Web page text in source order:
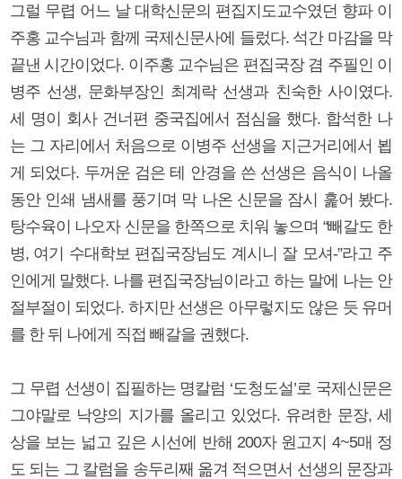
그럴 무렵 어느 날 대학신문의 편집지도교수였던 향파 이
주홍 교수님과 함께 국제신문사에 들렀다. 석간 마감을 막
끝낸 시간이었다. 이주홍 교수님은 편집국장 겸 주필인 이
병주 선생, 문화부장인 최계락 선생과 친숙한 사이였다.
세 명이 회사 건너편 중국집에서 점심을 했다. 합석한 나
는 그 자리에서 처음으로 이병주 선생을 지근거리에서 뵙
게 되었다. 두꺼운 검은 테 안경을 쓴 선생은 음식이 나올
동안 인쇄 냄새를 풍기며 막 나온 신문을 잠시 훑어 봤다.
탕수육이 나오자 신문을 한쪽으로 치워 놓으며 “빼갈도 한
병, 여기 수대학보 편집국장님도 계시니 잘 모셔-”라고 주
인에게 말했다. 나를 편집국장님이라고 하는 말에 나는 안
절부절이 되었다. 하지만 선생은 아무렇지도 않은 듯 유머
를 한 뒤 나에게 직접 빼갈을 권했다.
그 무렵 선생이 집필하는 명칼럼 ‘도청도설’로 국제신문은
그야말로 낙양의 지가를 올리고 있었다. 유려한 문장, 세
상을 보는 넓고 깊은 시선에 반해 200자 원고지 4~5매 정
도 되는 그 칼럼을 송두리째 옮겨 적으면서 선생의 문장과